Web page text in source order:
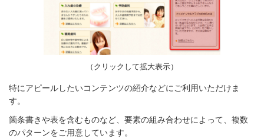
（クリックして拡大表示）
特にアピールしたいコンテンツの紹介などにご利用いただけま
す。
箇条書きや表を含むものなど、 要素の組み合わせによって、複数
のパターンをご用意しています。